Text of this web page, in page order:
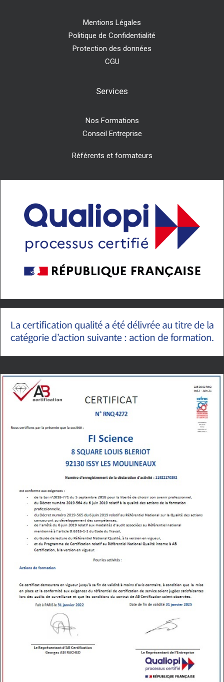
Mentions Légales
Politique de Confidentialité
Protection des données
CGU
Services
Nos Formations
Conseil Entreprise
Référents et formateurs